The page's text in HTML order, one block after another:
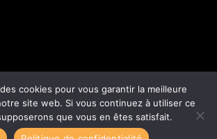
© 2026Sylvie Nourry Coaching
cookies pour vous garantir la meilleure
site web. Si vous continuez à utiliser ce
que vous en êtes satisfait.